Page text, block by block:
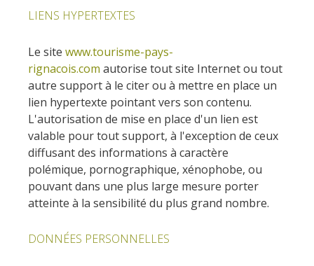
Patrimonio y
lugares de interes
El castillo y jardín de
Bournazel
El castillo de Belcastel
La cripta de Auzits en verano
Visitas y Museos
Las visitas guiadas
El museo de Georges
Rouquier en Goutrens
« Nuestros campos antes »
insólitos
Camping-car
del terruño
Recetas y
productos locales
LIENS HYPERTEXTES
Le site www.tourisme-pays-
rignacois.com autorise tout site Internet ou tout
autre support à le citer ou à mettre en place un
lien hypertexte pointant vers son contenu.
L'autorisation de mise en place d'un lien est
valable pour tout support, à l'exception de ceux
diffusant des informations à caractère
polémique, pornographique, xénophobe, ou
pouvant dans une plus large mesure porter
atteinte à la sensibilité du plus grand nombre.
DONNÉES PERSONNELLES